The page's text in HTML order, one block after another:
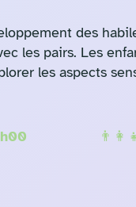
des
les pairs. Les
les aspects